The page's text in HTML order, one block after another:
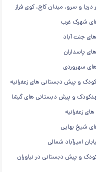
و سرو، میدان کاج، کوی فراز
شهرک غرب
جنت آباد
پاسداران
سهروردی
و پیش دبستانی های زعفرانیه
و پیش دبستانی های گیشا
زعفرانیه
شیخ بهایی
امیرآباد شمالی
و پیش دبستانی در نیاوران